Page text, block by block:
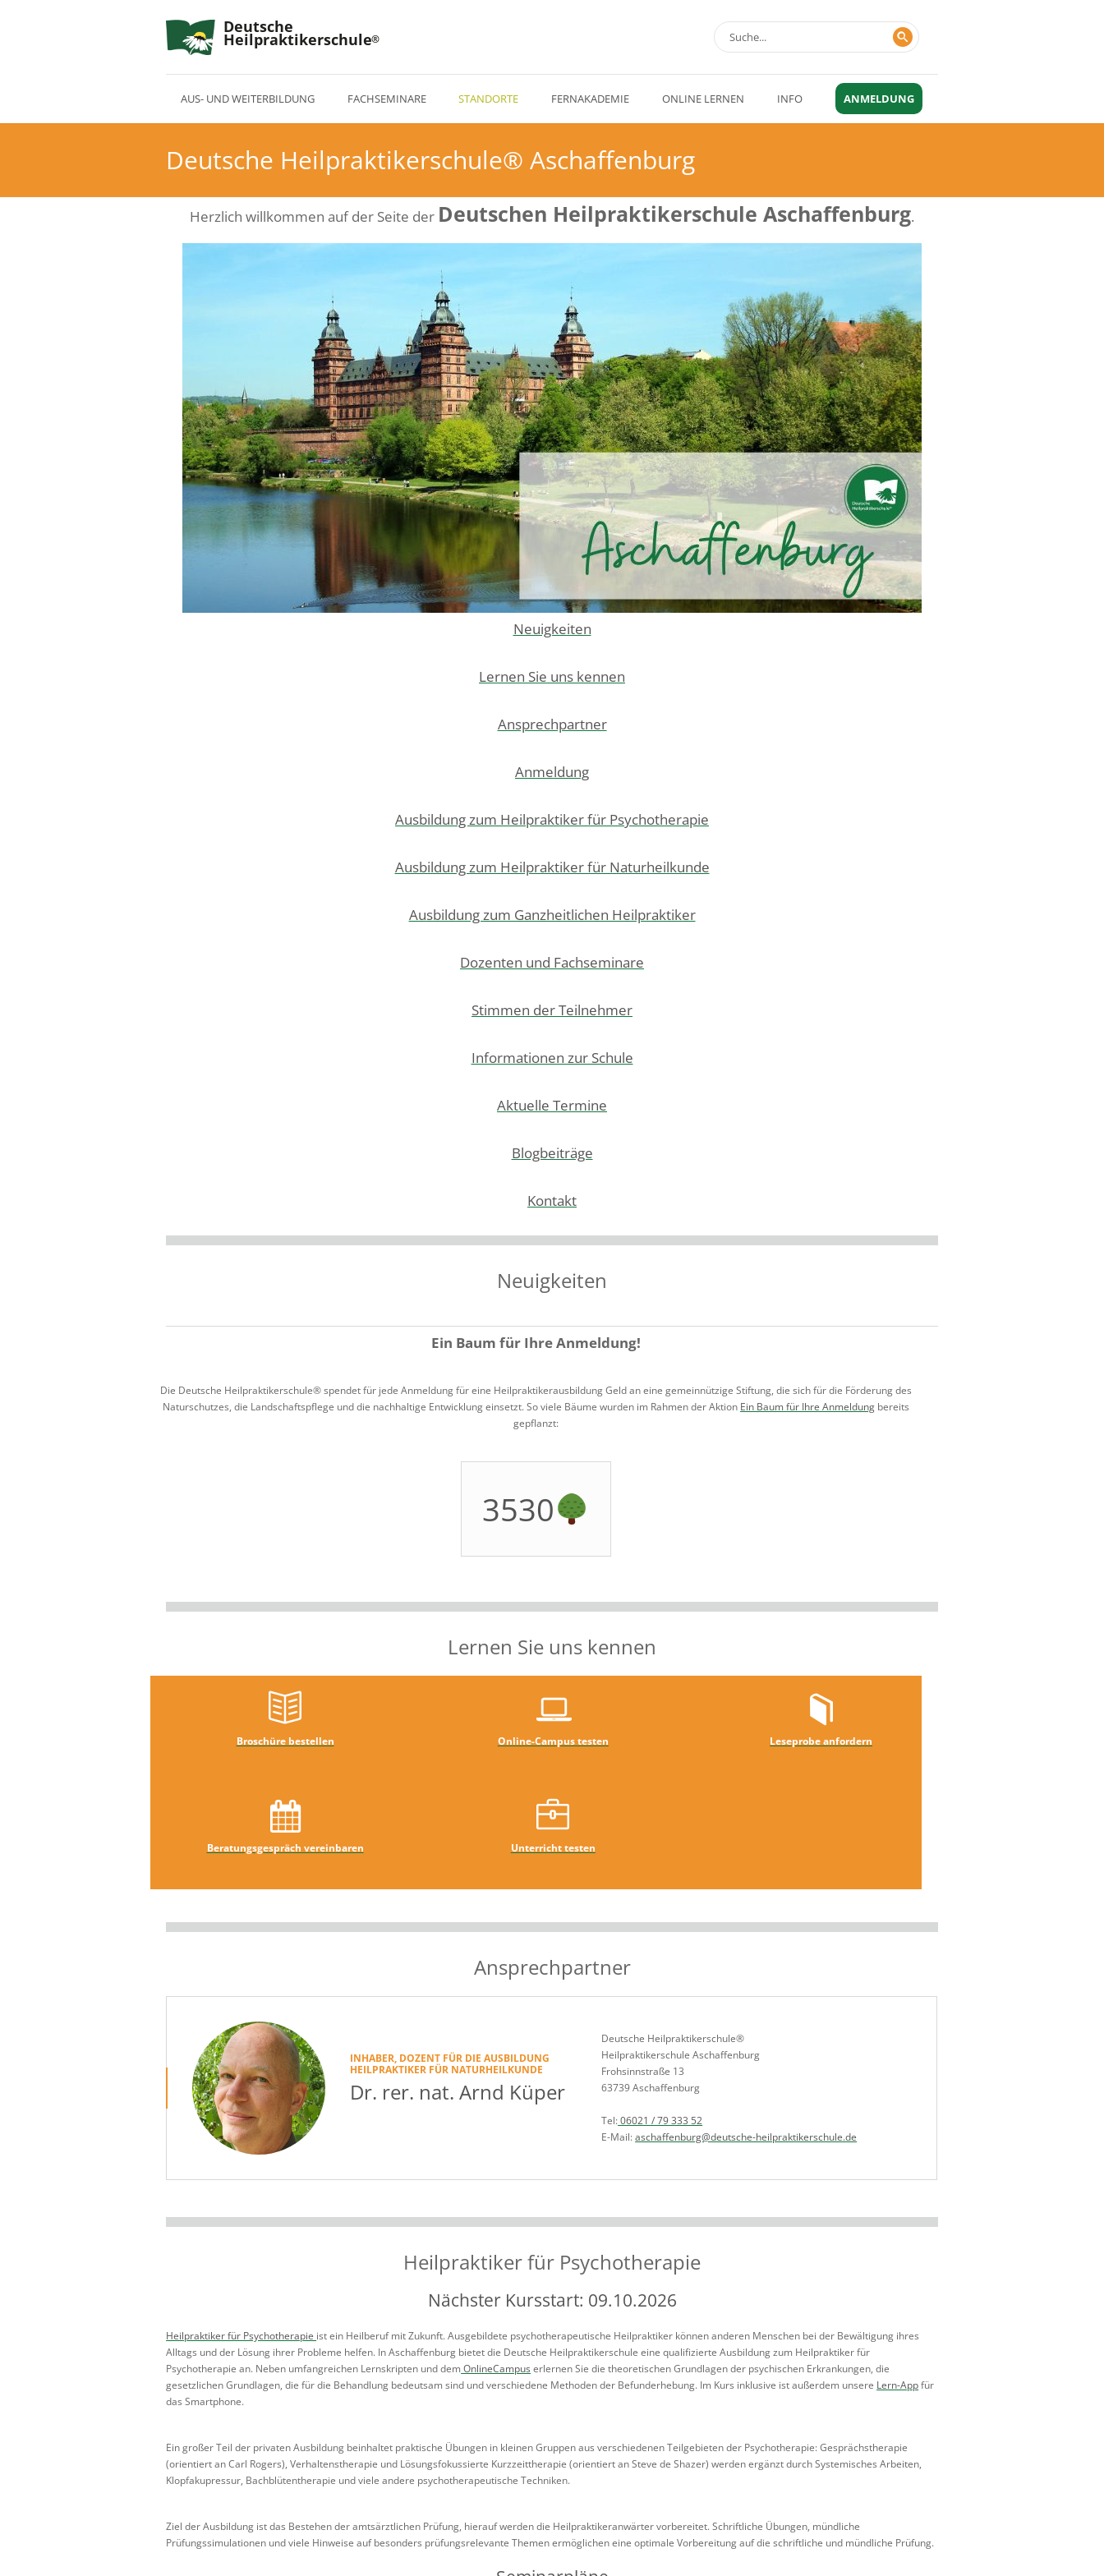
Deutsche
Heilpraktikerschule
AUS- UND WEITERBILDUNG FACHSEMINARE STANDORTE FERNAKADEMIE ONLINE LERNEN INFO ANMELDUNG
Deutsche Heilpraktikerschule® Aschaffenburg
Herzlich willkommen auf der Seite der Deutschen Heilpraktikerschule Aschaffenburg.
Neuigkeiten
Lernen Sie uns kennen
Ansprechpartner
Anmeldung
Ausbildung zum Heilpraktiker für Psychotherapie
Ausbildung zum Heilpraktiker für Naturheilkunde
Ausbildung zum Ganzheitlichen Heilpraktiker
Dozenten und Fachseminare
Stimmen der Teilnehmer
Informationen zur Schule
Aktuelle Termine
Blogbeiträge
Kontakt
Neuigkeiten
Ein Baum für Ihre Anmeldung!
Die Deutsche Heilpraktikerschule® spendet für jede Anmeldung für eine Heilpraktikerausbildung Geld an eine gemeinnützige Stiftung, die sich für die Förderung des
Naturschutzes, die Landschaftspflege und die nachhaltige Entwicklung einsetzt. So viele Bäume wurden im Rahmen der Aktion Ein Baum für Ihre Anmeldungbereits
gepflanzt:
3530
Lernen Sie uns kennen
Broschüre bestellen Online-Campus testen Leseprobe anfordern
Beratungsgespräch vereinbaren Unterricht testen
Ansprechpartner
INHABER, DOZENT FÜR DIE AUSBILDUNG
HEILPRAKTIKER FÜR NATURHEILKUNDE
Dr. rer. nat. Arnd Küper
Deutsche Heilpraktikerschule®
Heilpraktikerschule Aschaffenburg
Frohsinnstraße 13
63739 Aschaffenburg
Tel:06021 / 79 333 52
E-Mail:aschaffenburg@deutsche-heilpraktikerschule.de
Heilpraktiker für Psychotherapie
Nächster Kursstart: 09.10.2026
Heilpraktiker für Psychotherapie ist ein Heilberuf mit Zukunft. Ausgebildete psychotherapeutische Heilpraktiker können anderen Menschen bei der Bewältigung ihres
Alltags und der Lösung ihrer Probleme helfen. In Aschaffenburg bietet die Deutsche Heilpraktikerschule eine qualifizierte Ausbildung zum Heilpraktiker für
Psychotherapie an. Neben umfangreichen Lernskripten und dem OnlineCampus erlernen Sie die theoretischen Grundlagen der psychischen Erkrankungen, die
gesetzlichen Grundlagen, die für die Behandlung bedeutsam sind und verschiedene Methoden der Befunderhebung. Im Kurs inklusive ist außerdem unsere Lern-Appfür
das Smartphone.
Ein großer Teil der privaten Ausbildung beinhaltet praktische Übungen in kleinen Gruppen aus verschiedenen Teilgebieten der Psychotherapie: Gesprächstherapie
(orientiert an Carl Rogers), Verhaltenstherapie und Lösungsfokussierte Kurzzeittherapie (orientiert an Steve de Shazer) werden ergänzt durch Systemisches Arbeiten,
Klopfakupressur, Bachblütentherapie und viele andere psychotherapeutische Techniken.
Ziel der Ausbildung ist das Bestehen der amtsärztlichen Prüfung, hierauf werden die Heilpraktikeranwärter vorbereitet. Schriftliche Übungen, mündliche
Prüfungssimulationen und viele Hinweise auf besonders prüfungsrelevante Themen ermöglichen eine optimale Vorbereitung auf die schriftliche und mündliche Prüfung.